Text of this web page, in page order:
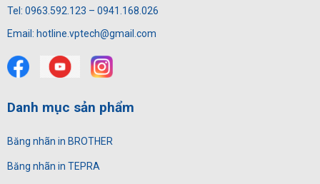
Tel: 0963.592.123 – 0941.168.026
Email: hotline.vptech@gmail.com
Danh mục sản phẩm
Băng nhãn in BROTHER
Băng nhãn in TEPRA